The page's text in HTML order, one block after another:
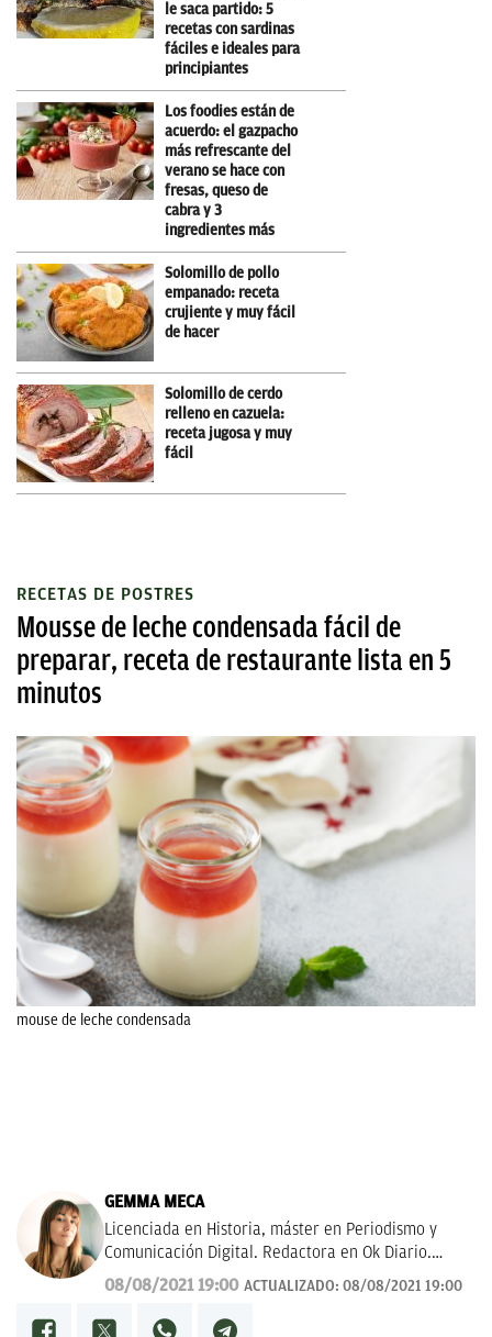
le saca partido: 5
recetas con sardinas
fáciles e ideales para
principiantes
Los foodies están de
acuerdo: el gazpacho
más refrescante del
verano se hace con
fresas, queso de
cabra y 3
ingredientes más
Solomillo de pollo
empanado: receta
crujiente y muy fácil
de hacer
Solomillo de cerdo
relleno en cazuela:
receta jugosa y muy
fácil
RECETAS DE POSTRES
Mousse de leche condensada fácil de
preparar, receta de restaurante lista en 5
minutos
mouse de leche condensada
GEMMA MECA
Licenciada en Historia, máster en Periodismo y
Comunicación Digital. Redactora en Ok Diario.
Cuento historias, soy amante de los astros, sigo a la
luna, los TT de Twitter y las tendencias en moda.
Experta en noticias de consumo, lifestyle, recetas y
08/08/2021 19:00 ACTUALIZADO: 08/08/2021 19:00